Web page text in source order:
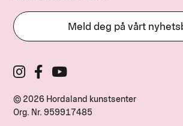
Meld deg på vårt
© 2026 Hordaland kunstsenter
Org. Nr. 959917485